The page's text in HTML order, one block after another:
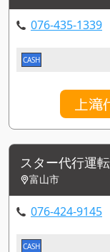
076-435-1339
CASH
上
スター代行運転
富山市
076-424-9145
CASH